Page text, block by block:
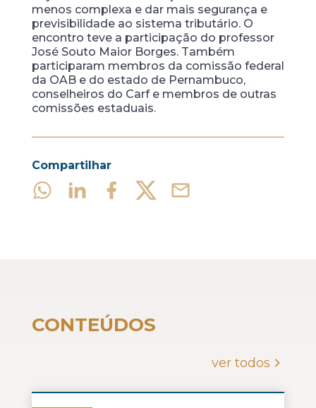
menos complexa e dar mais segurança e
previsibilidade ao sistema tributário. O
encontro teve a participação do professor
José Souto Maior Borges. Também
participaram membros da comissão federal
da OAB e do estado de Pernambuco,
conselheiros do Carf e membros de outras
comissões estaduais.
Compartilhar
CONTEÚDOS
ver todos